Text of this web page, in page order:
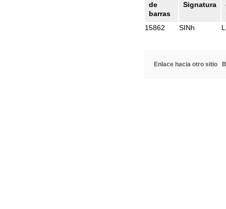
de
barras
Signatura
15862
SINh
Enlace hacia otro sitio